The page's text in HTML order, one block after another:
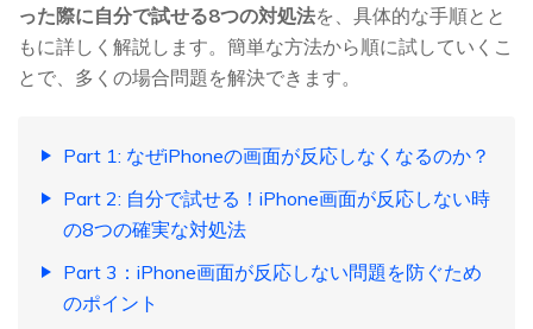
った際に自分で試せる8つの対処法を、具体的な手順とと
もに詳しく解説します。簡単な方法から順に試していくこ
とで、多くの場合問題を解決できます。
Part 1: なぜiPhoneの画面が反応しなくなるのか？
Part 2: 自分で試せる！iPhone画面が反応しない時
の8つの確実な対処法
Part 3：iPhone画面が反応しない問題を防ぐため
のポイント